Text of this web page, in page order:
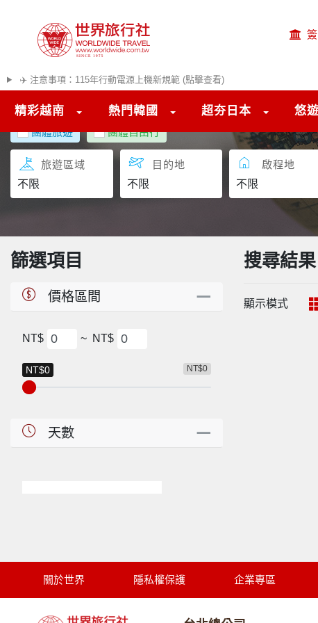
✈️ 注意事項：115年行動電源上機新規範 (點擊查看)
精彩越南 熱門韓國 超夯日本 悠
團體旅遊 團體自由行
旅遊區域 目的地 啟程地
篩選項目
價格區間
NT$ ~ NT$
NT$0
NT$0
天數
搜尋結果
顯示模式
關於世界 隱私權保護 企業專區